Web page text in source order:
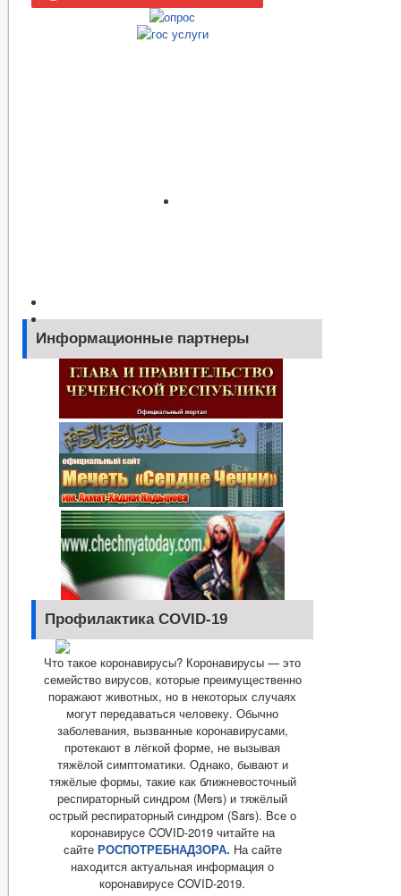
Информационные партнеры
Профилактика COVID-19
Что такое коронавирусы? Коронавирусы — это
семейство вирусов, которые преимущественно
поражают животных, но в некоторых случаях
могут передаваться человеку. Обычно
заболевания, вызванные коронавирусами,
протекают в лёгкой форме, не вызывая
тяжёлой симптоматики. Однако, бывают и
тяжёлые формы, такие как ближневосточный
респираторный синдром (Mers) и тяжёлый
острый респираторный синдром (Sars). Все о
коронавирусе COVID-2019 читайте на
сайте РОСПОТРЕБНАДЗОРА. На сайте
находится актуальная информация о
коронавирусе COVID-2019.